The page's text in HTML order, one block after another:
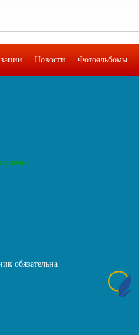
Новости Фотоальбомы
обязательна